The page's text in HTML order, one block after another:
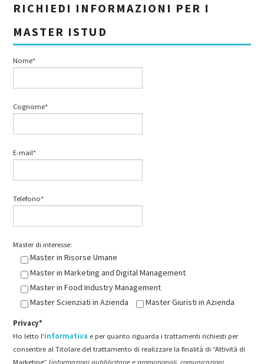
RICHIEDI INFORMAZIONI PER I
MASTER ISTUD
Nome*
Cognome*
E-mail*
Telefono*
Master di interesse:
Master in Risorse Umane
Master in Marketing and Digital Management
Master in Food Industry Management
Master Scienziati in Azienda
Master Giuristi in Azienda
Privacy*
Ho letto l'informativa e per quanto riguarda i trattamenti richiesti per
consentire al Titolare del trattamento di realizzare la finalità di “Attività di
Marketing” (informazioni pubblicitarie e promozionali, comunicazioni